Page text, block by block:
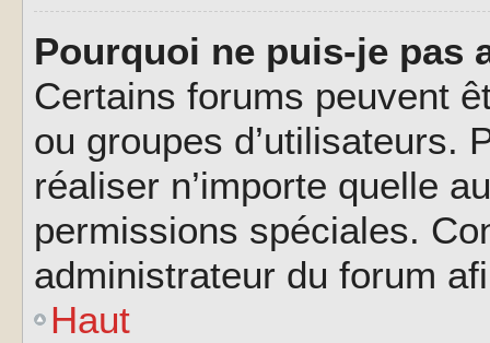
Pourquoi ne puis-je pas
Certains forums peuvent
ou groupes d’utilisateurs.
réaliser n’importe quelle
permissions spéciales.
administrateur du forum
Haut